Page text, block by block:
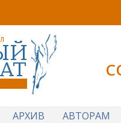
АРХИВ АВТОРАМ